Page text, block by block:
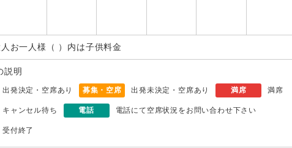
お一人様（ ）内は子供料金
説明
出発決定・空席あり 募集・空席 出発未決定・空席あり 満席 満席
キャンセル待ち 電話 電話にて空席状況をお問い合わせ下さい
受付終了